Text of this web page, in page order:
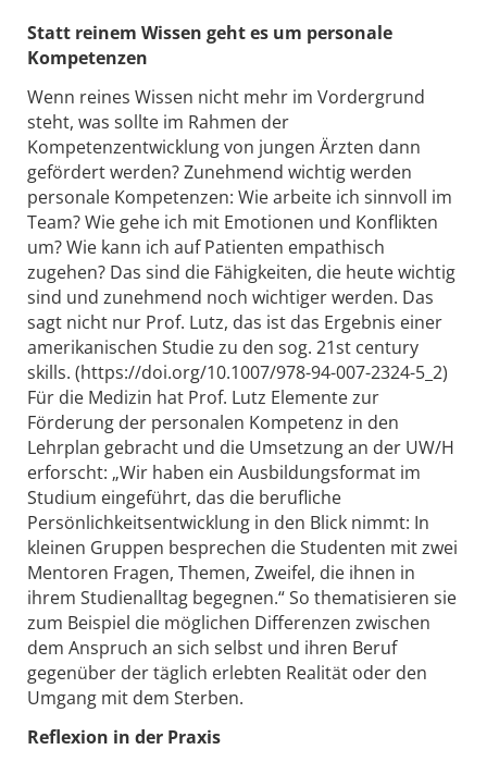
Statt reinem Wissen geht es um personale
Kompetenzen
Wenn reines Wissen nicht mehr im Vordergrund
steht, was sollte im Rahmen der
Kompetenzentwicklung von jungen Ärzten dann
gefördert werden? Zunehmend wichtig werden
personale Kompetenzen: Wie arbeite ich sinnvoll im
Team? Wie gehe ich mit Emotionen und Konflikten
um? Wie kann ich auf Patienten empathisch
zugehen? Das sind die Fähigkeiten, die heute wichtig
sind und zunehmend noch wichtiger werden. Das
sagt nicht nur Prof. Lutz, das ist das Ergebnis einer
amerikanischen Studie zu den sog. 21st century
skills. (https://doi.org/10.1007/978-94-007-2324-5_2)
Für die Medizin hat Prof. Lutz Elemente zur
Förderung der personalen Kompetenz in den
Lehrplan gebracht und die Umsetzung an der UW/H
erforscht: „Wir haben ein Ausbildungsformat im
Studium eingeführt, das die berufliche
Persönlichkeitsentwicklung in den Blick nimmt: In
kleinen Gruppen besprechen die Studenten mit zwei
Mentoren Fragen, Themen, Zweifel, die ihnen in
ihrem Studienalltag begegnen.“ So thematisieren sie
zum Beispiel die möglichen Differenzen zwischen
dem Anspruch an sich selbst und ihren Beruf
gegenüber der täglich erlebten Realität oder den
Umgang mit dem Sterben.
Reflexion in der Praxis